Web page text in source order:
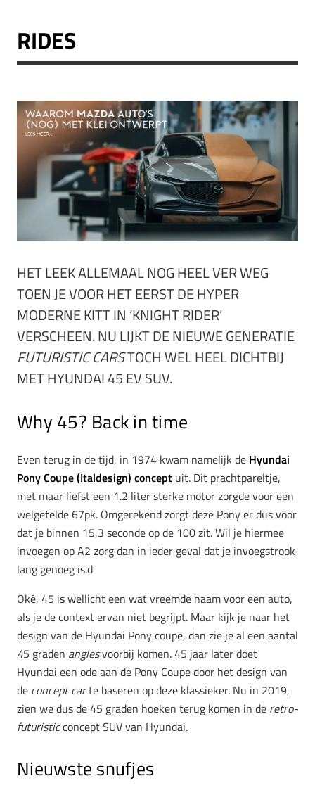
RIDES
HET LEEK ALLEMAAL NOG HEEL VER WEG
TOEN JE VOOR HET EERST DE HYPER
MODERNE KITT IN ‘KNIGHT RIDER’
VERSCHEEN. NU LIJKT DE NIEUWE GENERATIE
FUTURISTIC CARSTOCH WEL HEEL DICHTBIJ
MET HYUNDAI 45 EV SUV.
Why 45? Back in time
Even terug in de tijd, in 1974 kwam namelijk de Hyundai
Pony Coupe (Italdesign) concept uit. Dit prachtpareltje,
met maar liefst een 1.2 liter sterke motor zorgde voor een
welgetelde 67pk. Omgerekend zorgt deze Pony er dus voor
dat je binnen 15,3 seconde op de 100 zit. Wil je hiermee
invoegen op A2 zorg dan in ieder geval dat je invoegstrook
lang genoeg is.d
Oké, 45 is wellicht een wat vreemde naam voor een auto,
als je de context ervan niet begrijpt. Maar kijk je naar het
design van de Hyundai Pony coupe, dan zie je al een aantal
45 graden anglesvoorbij komen. 45 jaar later doet
Hyundai een ode aan de Pony Coupe door het design van
de concept carte baseren op deze klassieker. Nu in 2019,
zien we dus de 45 graden hoeken terug komen in de retro-
futuristicconcept SUV van Hyundai.
Nieuwste snufjes